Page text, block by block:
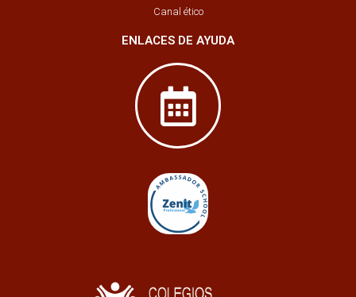
Canal ético
ENLACES DE AYUDA